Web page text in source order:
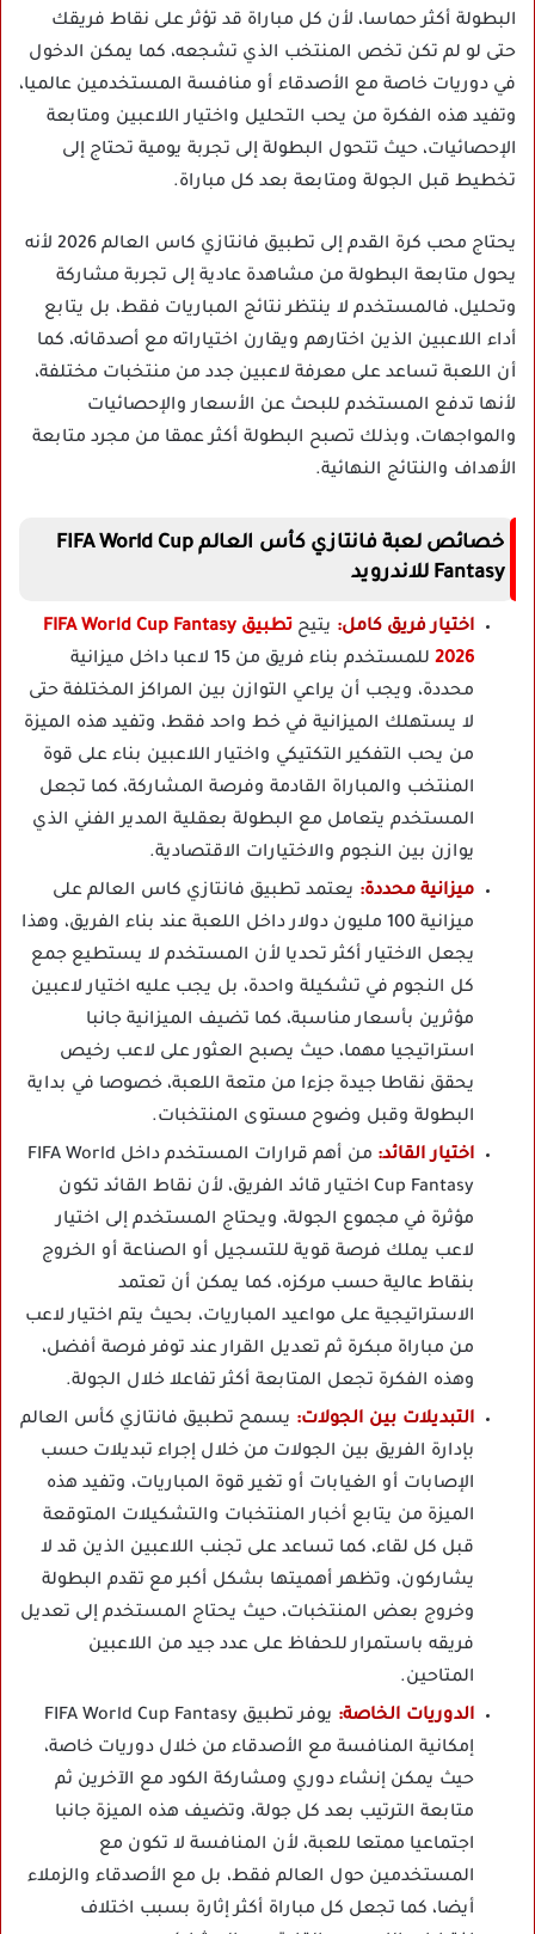
البطولة أكثر حماسا، لأن كل مباراة قد تؤثر على نقاط فريقك
حتى لو لم تكن تخص المنتخب الذي تشجعه، كما يمكن الدخول
في دوريات خاصة مع الأصدقاء أو منافسة المستخدمين عالميا،
وتفيد هذه الفكرة من يحب التحليل واختيار اللاعبين ومتابعة
الإحصائيات، حيث تتحول البطولة إلى تجربة يومية تحتاج إلى
تخطيط قبل الجولة ومتابعة بعد كل مباراة.
يحتاج محب كرة القدم إلى تطبيق فانتازي كاس العالم 2026 لأنه
يحول متابعة البطولة من مشاهدة عادية إلى تجربة مشاركة
وتحليل، فالمستخدم لا ينتظر نتائج المباريات فقط، بل يتابع
أداء اللاعبين الذين اختارهم ويقارن اختياراته مع أصدقائه، كما
أن اللعبة تساعد على معرفة لاعبين جدد من منتخبات مختلفة،
لأنها تدفع المستخدم للبحث عن الأسعار والإحصائيات
والمواجهات، وبذلك تصبح البطولة أكثر عمقا من مجرد متابعة
الأهداف والنتائج النهائية.
خصائص لعبة فانتازي كأس العالم FIFA World Cup
Fantasy للاندرويد
اختيار فريق كامل: يتيح
تطبيق FIFA World Cup Fantasy
2026
للمستخدم بناء فريق من 15 لاعبا داخل ميزانية
محددة، ويجب أن يراعي التوازن بين المراكز المختلفة حتى
لا يستهلك الميزانية في خط واحد فقط، وتفيد هذه الميزة
من يحب التفكير التكتيكي واختيار اللاعبين بناء على قوة
المنتخب والمباراة القادمة وفرصة المشاركة، كما تجعل
المستخدم يتعامل مع البطولة بعقلية المدير الفني الذي
يوازن بين النجوم والاختيارات الاقتصادية.
ميزانية محددة: يعتمد تطبيق فانتازي كاس العالم على
ميزانية 100 مليون دولار داخل اللعبة عند بناء الفريق، وهذا
يجعل الاختيار أكثر تحديا لأن المستخدم لا يستطيع جمع
كل النجوم في تشكيلة واحدة، بل يجب عليه اختيار لاعبين
مؤثرين بأسعار مناسبة، كما تضيف الميزانية جانبا
استراتيجيا مهما، حيث يصبح العثور على لاعب رخيص
يحقق نقاطا جيدة جزءا من متعة اللعبة، خصوصا في بداية
البطولة وقبل وضوح مستوى المنتخبات.
اختيار القائد:
من أهم قرارات المستخدم داخل FIFA World
Cup Fantasy اختيار قائد الفريق، لأن نقاط القائد تكون
مؤثرة في مجموع الجولة، ويحتاج المستخدم إلى اختيار
لاعب يملك فرصة قوية للتسجيل أو الصناعة أو الخروج
بنقاط عالية حسب مركزه، كما يمكن أن تعتمد
الاستراتيجية على مواعيد المباريات، بحيث يتم اختيار لاعب
من مباراة مبكرة ثم تعديل القرار عند توفر فرصة أفضل،
وهذه الفكرة تجعل المتابعة أكثر تفاعلا خلال الجولة.
التبديلات بين الجولات: يسمح تطبيق فانتازي كأس العالم
بإدارة الفريق بين الجولات من خلال إجراء تبديلات حسب
الإصابات أو الغيابات أو تغير قوة المباريات، وتفيد هذه
الميزة من يتابع أخبار المنتخبات والتشكيلات المتوقعة
قبل كل لقاء، كما تساعد على تجنب اللاعبين الذين قد لا
يشاركون، وتظهر أهميتها بشكل أكبر مع تقدم البطولة
وخروج بعض المنتخبات، حيث يحتاج المستخدم إلى تعديل
فريقه باستمرار للحفاظ على عدد جيد من اللاعبين
المتاحين.
الدوريات الخاصة:
يوفر تطبيق FIFA World Cup Fantasy
إمكانية المنافسة مع الأصدقاء من خلال دوريات خاصة،
حيث يمكن إنشاء دوري ومشاركة الكود مع الآخرين ثم
متابعة الترتيب بعد كل جولة، وتضيف هذه الميزة جانبا
اجتماعيا ممتعا للعبة، لأن المنافسة لا تكون مع
المستخدمين حول العالم فقط، بل مع الأصدقاء والزملاء
أيضا، كما تجعل كل مباراة أكثر إثارة بسبب اختلاف